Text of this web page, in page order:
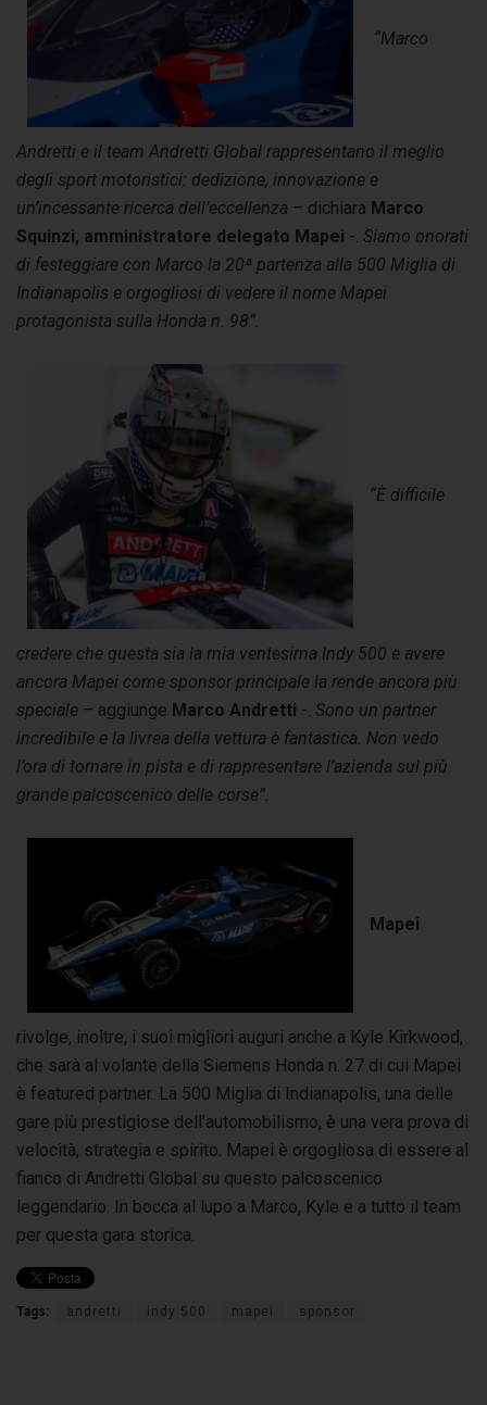
“Marco
Andretti e il team Andretti Global rappresentano il meglio
degli sport motoristici: dedizione, innovazione e
un’incessante ricerca dell’eccellenza – dichiara Marco
Squinzi, amministratore delegato Mapei -. Siamo onorati
di festeggiare con Marco la 20ª partenza alla 500 Miglia di
Indianapolis e orgogliosi di vedere il nome Mapei
protagonista sulla Honda n. 98”.
“È difficile
credere che questa sia la mia ventesima Indy 500 e avere
ancora Mapei come sponsor principale la rende ancora più
speciale – aggiunge Marco Andretti -. Sono un partner
incredibile e la livrea della vettura è fantastica. Non vedo
l’ora di tornare in pista e di rappresentare l’azienda sul più
grande palcoscenico delle corse”.
Mapei
rivolge, inoltre, i suoi migliori auguri anche a Kyle Kirkwood,
che sarà al volante della Siemens Honda n. 27 di cui Mapei
è featured partner. La 500 Miglia di Indianapolis, una delle
gare più prestigiose dell’automobilismo, è una vera prova di
velocità, strategia e spirito. Mapei è orgogliosa di essere al
fianco di Andretti Global su questo palcoscenico
leggendario. In bocca al lupo a Marco, Kyle e a tutto il team
per questa gara storica.
Tags: andretti indy 500 mapei sponsor